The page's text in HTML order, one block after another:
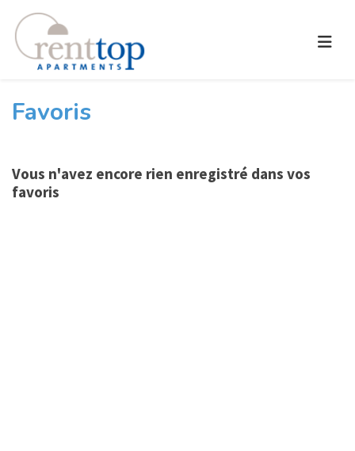
Favoris
Vous n'avez encore rien enregistré dans vos
favoris